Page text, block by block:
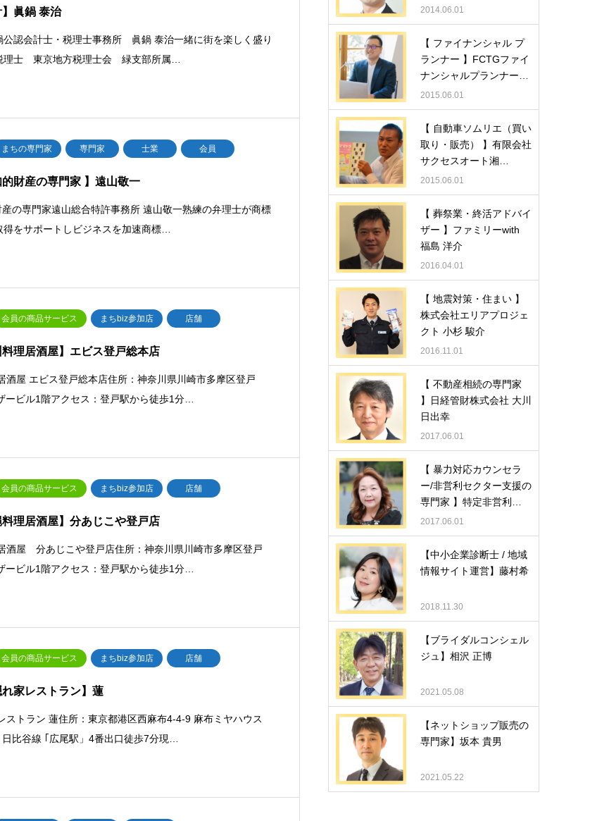
】眞鍋 泰治
公認会計士・税理士事務所 眞鍋 泰治一緒に街を楽しく盛り
理士 東京地方税理士会 緑支部所属…
まちの専門家 専門家 士業 会員
的財産の専門家 】遠山敬一
の専門家遠山総合特許事務所 遠山敬一熟練の弁理士が商標
をサポートしビジネスを加速商標…
会員の商品サービス まちbiz参加店 店舗
料理居酒屋】エビス登戸総本店
酒屋 エビス登戸総本店住所：神奈川県川崎市多摩区登戸
ビル1階アクセス：登戸駅から徒歩1分…
会員の商品サービス まちbiz参加店 店舗
料理居酒屋】分あじこや登戸店
酒屋 分あじこや登戸店住所：神奈川県川崎市多摩区登戸
ビル1階アクセス：登戸駅から徒歩1分…
会員の商品サービス まちbiz参加店 店舗
れ家レストラン】蓮
ストラン 蓮住所：東京都港区西麻布4-4-9 麻布ミヤハウス
比谷線 ｢広尾駅」4番出口徒歩7分現…
2014.06.01
【 ファイナンシャル プ
ランナー 】FCTGファイ
ナンシャルプランナー…
2015.06.01
【 自動車ソムリエ（買い
取り・販売） 】有限会社
サクセスオート湘…
2015.06.01
【 葬祭業・終活アドバイ
ザー 】ファミリーwith
福島 洋介
2016.04.01
【 地震対策・住まい 】
株式会社エリアプロジェ
クト 小杉 駿介
2016.11.01
【 不動産相続の専門家
】日経管財株式会社 大川
日出幸
2017.06.01
【 暴力対応カウンセラ
ー/非営利セクター支援の
専門家 】特定非営利…
2017.06.01
【中小企業診断士 / 地域
情報サイト運営】藤村希
2018.11.30
【ブライダルコンシェル
ジュ】相沢 正博
2021.05.08
【ネットショップ販売の
専門家】坂本 貴男
2021.05.22